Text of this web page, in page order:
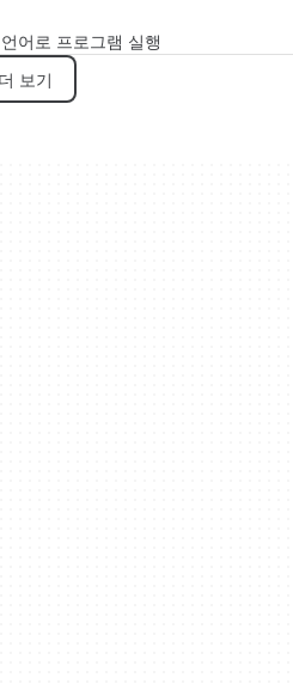
어로 프로그램 실행
더 보기